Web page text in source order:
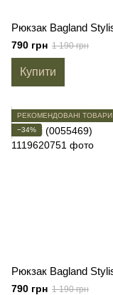
790 грн 1 190 грн
Купити
РЕКОМЕНДОВАНІ ТОВАРИ
−34%
790 грн 1 190 грн